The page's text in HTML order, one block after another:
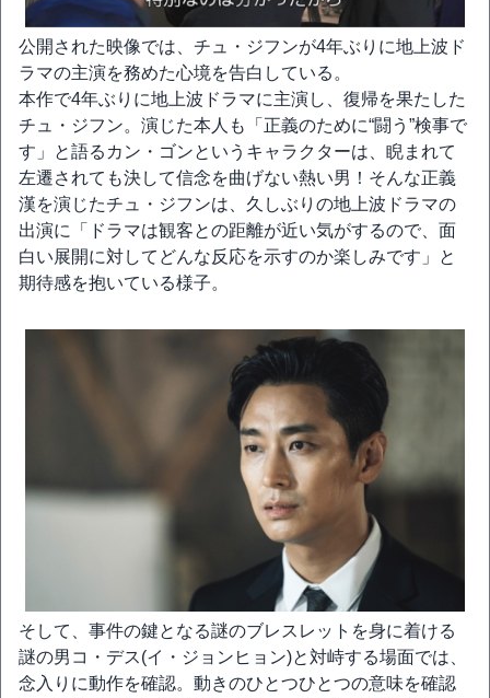
公開された映像では、チュ・ジフンが4年ぶりに地上波ド
ラマの主演を務めた心境を告白している。
本作で4年ぶりに地上波ドラマに主演し、復帰を果たした
チュ・ジフン。演じた本人も「正義のために“闘う”検事で
す」と語るカン・ゴンというキャラクターは、睨まれて
左遷されても決して信念を曲げない熱い男！そんな正義
漢を演じたチュ・ジフンは、久しぶりの地上波ドラマの
出演に「ドラマは観客との距離が近い気がするので、面
白い展開に対してどんな反応を示すのか楽しみです」と
期待感を抱いている様子。
そして、事件の鍵となる謎のブレスレットを身に着ける
謎の男コ・デス(イ・ジョンヒョン)と対峙する場面では、
念入りに動作を確認。動きのひとつひとつの意味を確認